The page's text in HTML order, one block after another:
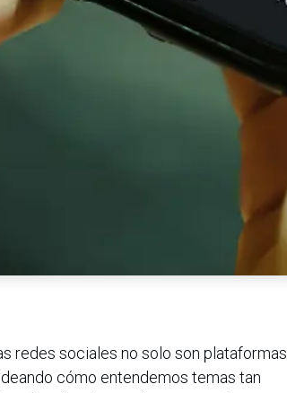
redes sociales no solo son plataformas
cómo entendemos temas tan